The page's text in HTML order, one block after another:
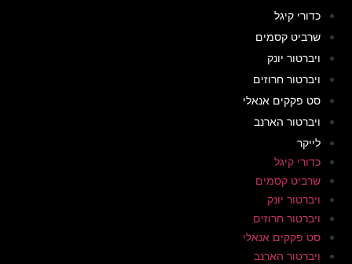
קסמים
יונק
חרוזים
אנאלי
הארנב
קסמים
יונק
חרוזים
אנאלי
הארנב